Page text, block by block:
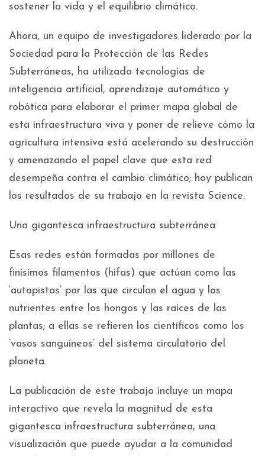
sostener la vida y el equilibrio climático.
Ahora, un equipo de investigadores liderado por la
Sociedad para la Protección de las Redes
Subterráneas, ha utilizado tecnologías de
inteligencia artificial, aprendizaje automático y
robótica para elaborar el primer mapa global de
esta infraestructura viva y poner de relieve cómo la
agricultura intensiva está acelerando su destrucción
y amenazando el papel clave que esta red
desempeña contra el cambio climático; hoy publican
los resultados de su trabajo en la revista Science.
Una gigantesca infraestructura subterránea
Esas redes están formadas por millones de
finísimos filamentos (hifas) que actúan como las
‘autopistas’ por las que circulan el agua y los
nutrientes entre los hongos y las raíces de las
plantas; a ellas se refieren los científicos como los
‘vasos sanguíneos’ del sistema circulatorio del
planeta.
La publicación de este trabajo incluye un mapa
interactivo que revela la magnitud de esta
gigantesca infraestructura subterránea, una
visualización que puede ayudar a la comunidad